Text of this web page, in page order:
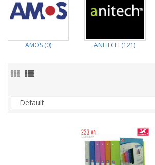
AMOS (0) ANITECH (121)